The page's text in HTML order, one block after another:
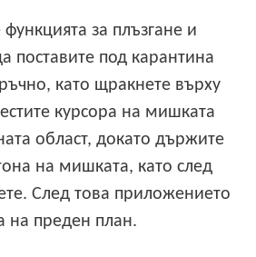
функцията за плъзгане и
поставите под карантина
като щракнете върху
курсора на мишката
област, докато държите
на мишката, като след
След това приложението
на преден план.